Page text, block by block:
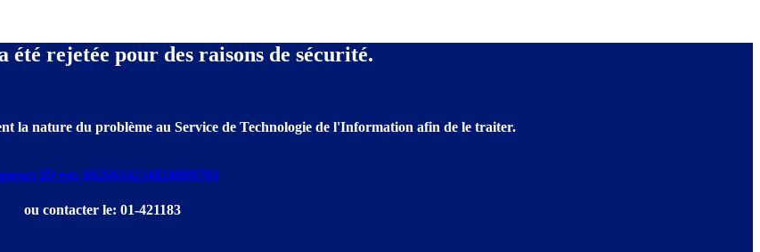
été rejetée pour des raisons de sécurité.
la nature du problème au Service de Technologie de l'Information afin de le traiter.
ID est: 8026614234818889704
ou contacter le: 01-421183